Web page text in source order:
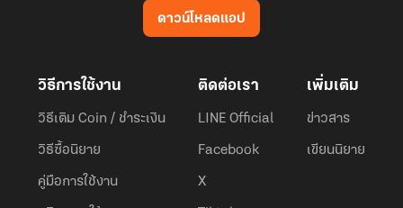
ดาวน์โหลดแอป
วิธีการใช้งาน
วิธีเติม Coin / ชำระเงิน
วิธีซื้อนิยาย
คู่มือการใช้งาน
ติดต่อเรา
LINE Official
Facebook
X
เพิ่มเติม
ข่าวสาร
เขียนนิยาย